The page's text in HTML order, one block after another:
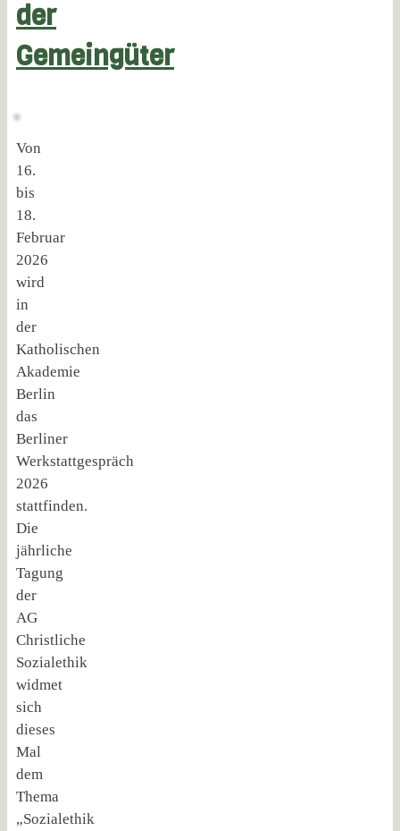
der
Gemeingüter
Von
16.
bis
18.
Februar
2026
wird
in
der
Katholischen
Akademie
Berlin
das
Berliner
Werkstattgespräch
2026
stattfinden.
Die
jährliche
Tagung
der
AG
Christliche
Sozialethik
widmet
sich
dieses
Mal
dem
Thema
„Sozialethik